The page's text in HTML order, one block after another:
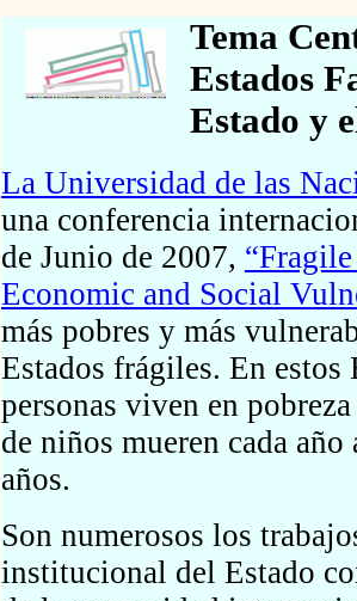
Tema
Estados
Estado y
La Universidad de las
una conferencia
de Junio de 2007,
Economic and Social
más pobres y más
Estados frágiles. En estos
personas viven en
de niños mueren cada
años.
Son numerosos los
institucional del Estado